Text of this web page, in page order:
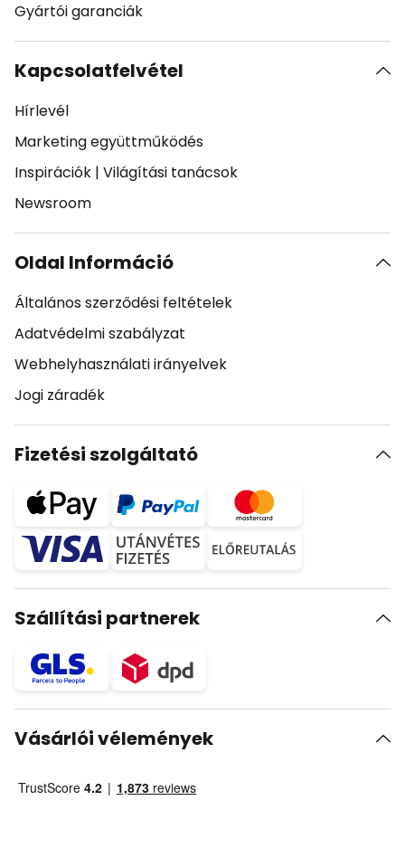
Gyártói garanciák
Kapcsolatfelvétel
Hírlevél
Marketing együttműködés
Inspirációk | Világítási tanácsok
Newsroom
Oldal Információ
Általános szerződési feltételek
Adatvédelmi szabályzat
Webhelyhasználati irányelvek
Jogi záradék
Fizetési szolgáltató
Szállítási partnerek
Vásárlói vélemények